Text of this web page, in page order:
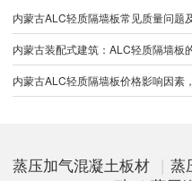
内蒙古ALC轻质隔墙板常见质量问题
内蒙古装配式建筑：ALC轻质隔墙板
内蒙古ALC轻质隔墙板价格影响因素
蒸压加气混凝土板材 | 蒸